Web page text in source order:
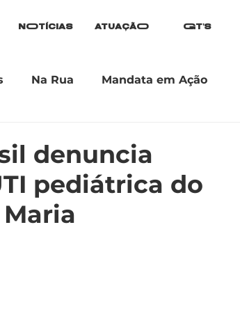
nOtícias atuaçãO Gt's
Na Rua Mandata em Ação
denuncia
pediátrica do